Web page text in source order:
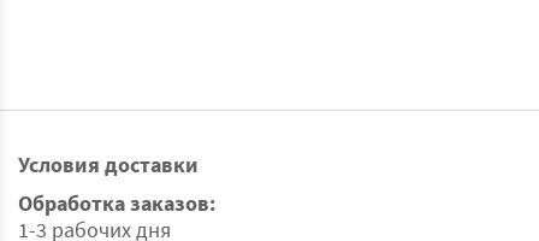
Условия доставки
Обработка заказов:
1-3 рабочих дня